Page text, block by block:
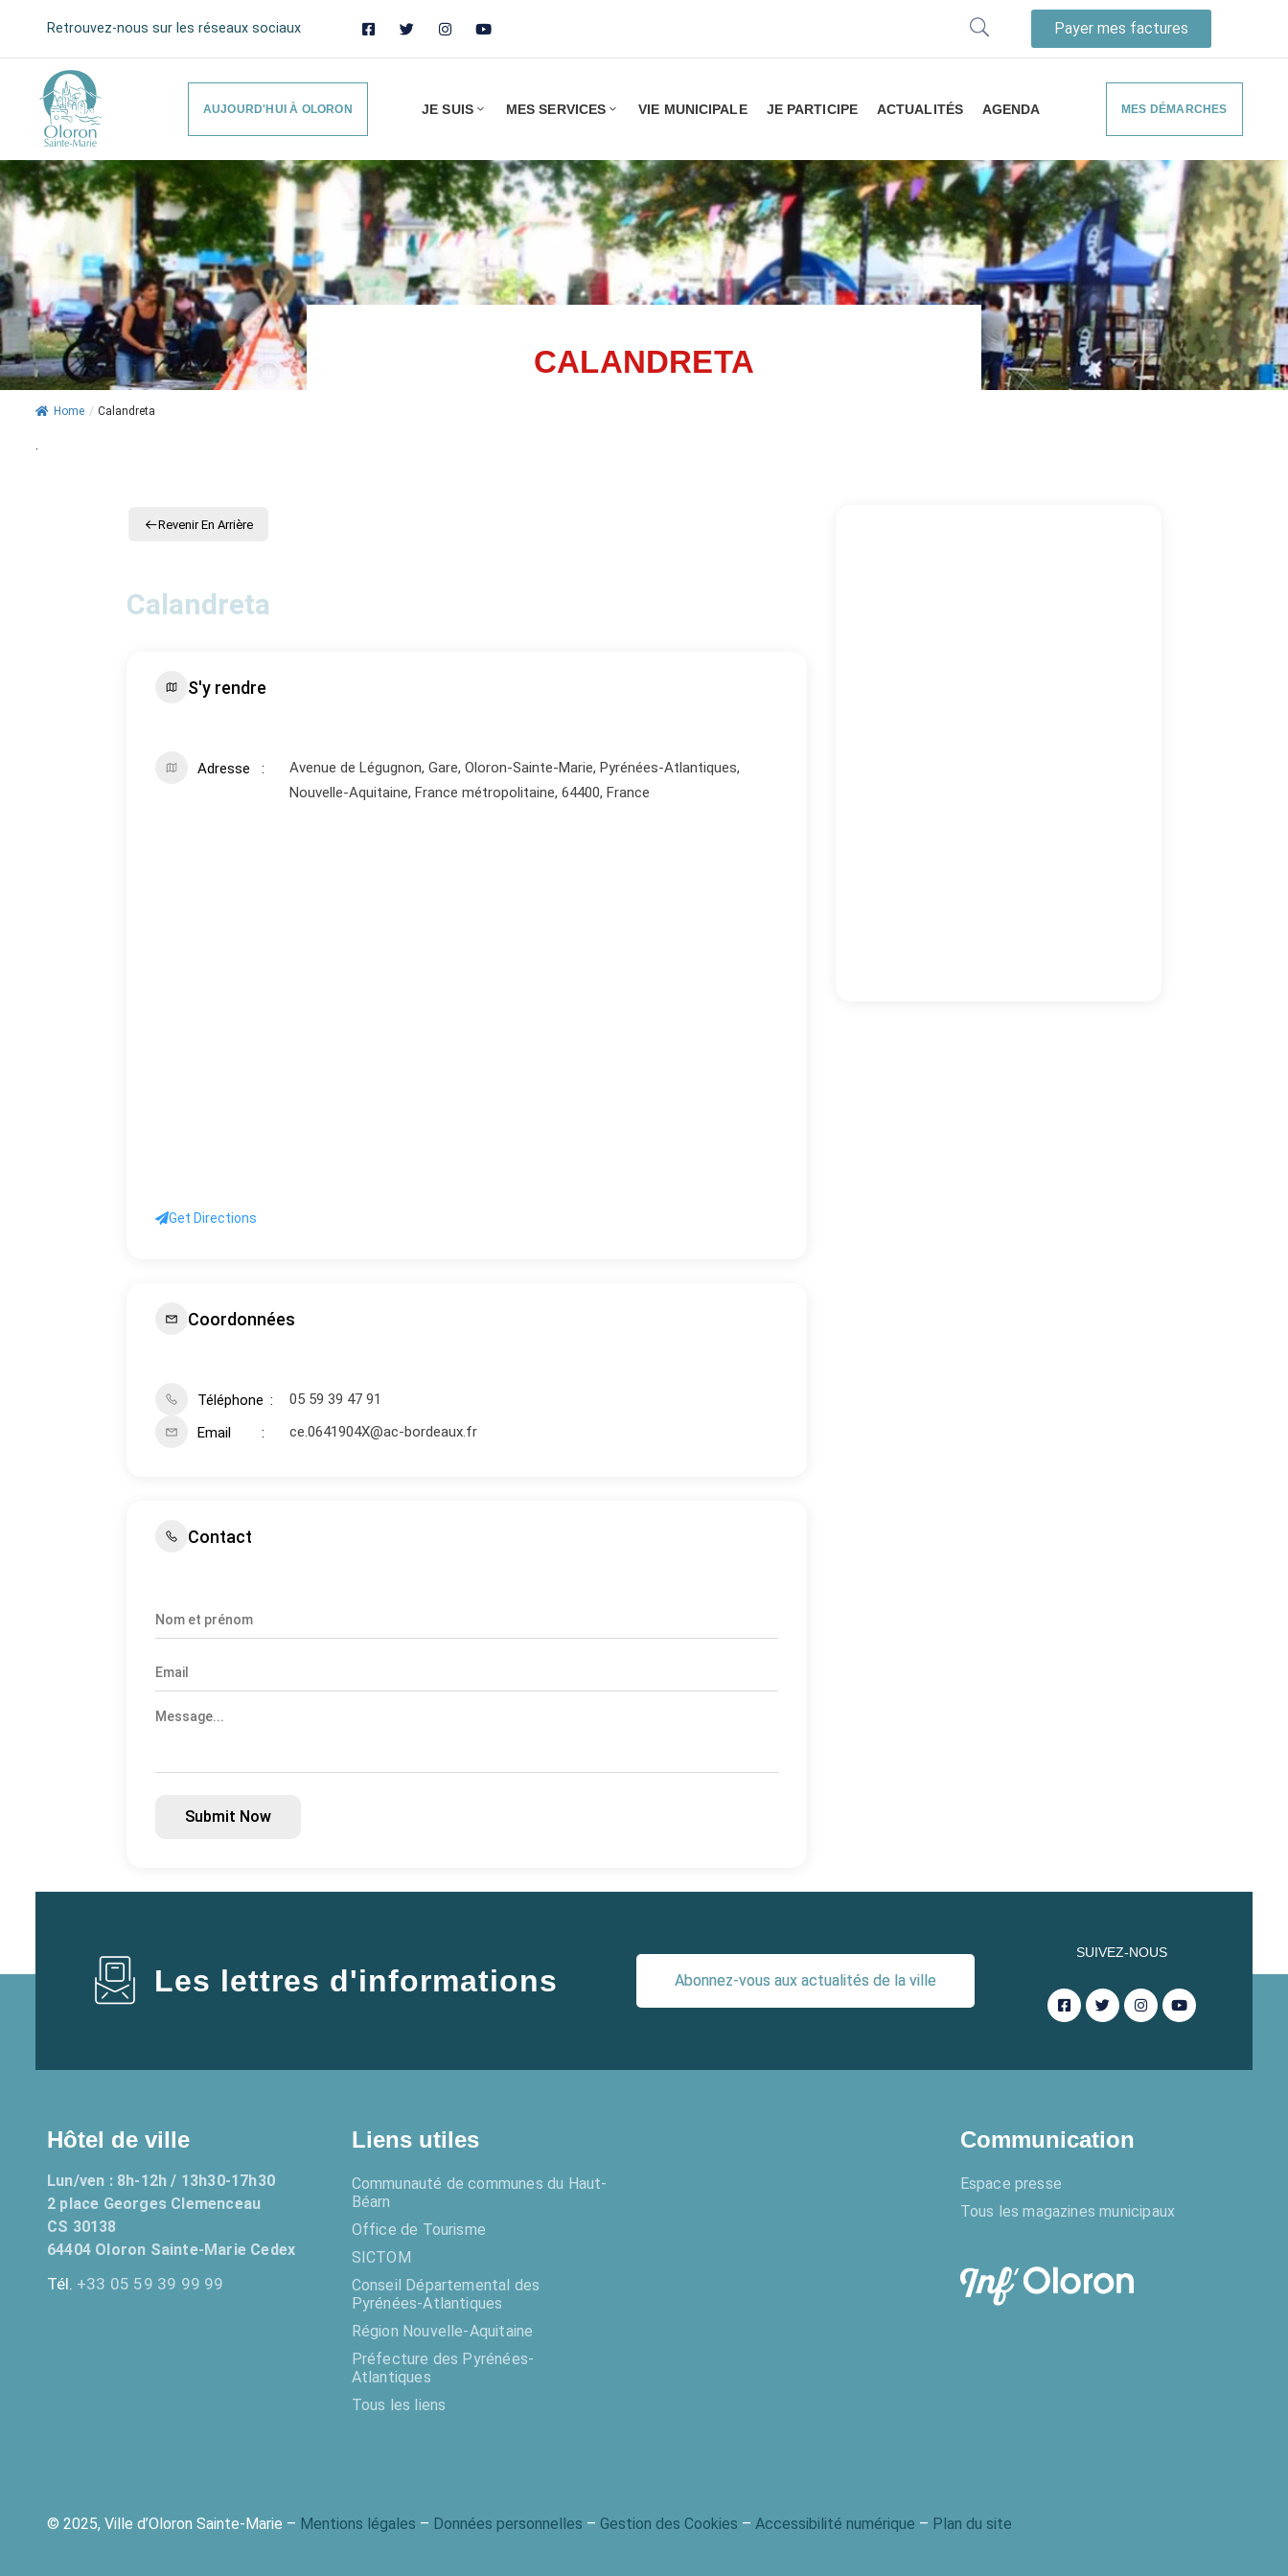
Retrouvez-nous sur les réseaux sociaux Payer mes factures
AUJOURD'HUI À OLORON JE SUIS MES SERVICES VIE MUNICIPALE JE PARTICIPE ACTUALITÉS AGENDA MES DÉMARCHES
CALANDRETA
Home / Calandreta
.
Revenir En Arrière
Calandreta
S'y rendre
Adresse
Avenue de Légugnon, Gare, Oloron-Sainte-Marie, Pyrénées-Atlantiques,
Nouvelle-Aquitaine, France métropolitaine, 64400, France
Get Directions
Coordonnées
Téléphone
05 59 39 47 91
Email
ce.0641904X@ac-bordeaux.fr
Contact
Submit Now
Les lettres d'informations Abonnez-vous aux actualités de la ville
SUIVEZ-NOUS
Hôtel de ville
Lun/ven : 8h-12h / 13h30-17h30
2 place Georges Clemenceau
CS 30138
64404 Oloron Sainte-Marie Cedex
Tél. +33 05 59 39 99 99
Liens utiles
Communauté de communes du Haut-
Béarn
Office de Tourisme
SICTOM
Conseil Départemental des
Pyrénées-Atlantiques
Région Nouvelle-Aquitaine
Préfecture des Pyrénées-
Atlantiques
Tous les liens
Communication
Espace presse
Tous les magazines municipaux
© 2025, Ville d’Oloron Sainte-Marie – Mentions légales – Données personnelles – Gestion des Cookies – Accessibilité numérique – Plan du site